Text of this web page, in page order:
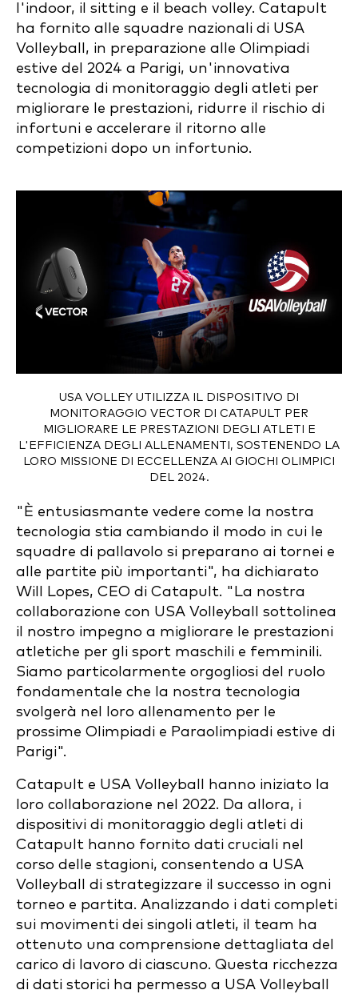
l'indoor, il sitting e il beach volley. Catapult
ha fornito alle squadre nazionali di USA
Volleyball, in preparazione alle Olimpiadi
estive del 2024 a Parigi, un'innovativa
tecnologia di monitoraggio degli atleti per
migliorare le prestazioni, ridurre il rischio di
infortuni e accelerare il ritorno alle
competizioni dopo un infortunio.
USA VOLLEY UTILIZZA IL DISPOSITIVO DI
MONITORAGGIO VECTOR DI CATAPULT PER
MIGLIORARE LE PRESTAZIONI DEGLI ATLETI E
L'EFFICIENZA DEGLI ALLENAMENTI, SOSTENENDO LA
LORO MISSIONE DI ECCELLENZA AI GIOCHI OLIMPICI
DEL 2024.
"È entusiasmante vedere come la nostra
tecnologia stia cambiando il modo in cui le
squadre di pallavolo si preparano ai tornei e
alle partite più importanti", ha dichiarato
Will Lopes, CEO di Catapult. "La nostra
collaborazione con USA Volleyball sottolinea
il nostro impegno a migliorare le prestazioni
atletiche per gli sport maschili e femminili.
Siamo particolarmente orgogliosi del ruolo
fondamentale che la nostra tecnologia
svolgerà nel loro allenamento per le
prossime Olimpiadi e Paraolimpiadi estive di
Parigi".
Catapult e USA Volleyball hanno iniziato la
loro collaborazione nel 2022. Da allora, i
dispositivi di monitoraggio degli atleti di
Catapult hanno fornito dati cruciali nel
corso delle stagioni, consentendo a USA
Volleyball di strategizzare il successo in ogni
torneo e partita. Analizzando i dati completi
sui movimenti dei singoli atleti, il team ha
ottenuto una comprensione dettagliata del
carico di lavoro di ciascuno. Questa ricchezza
di dati storici ha permesso a USA Volleyball